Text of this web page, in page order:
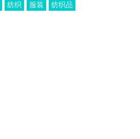
纺织 服装 纺织品